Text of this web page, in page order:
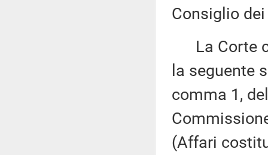
Consiglio
La Corte
la seguente
comma 1,
(Affari